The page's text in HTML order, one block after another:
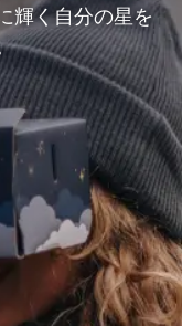
輝く自分の星を